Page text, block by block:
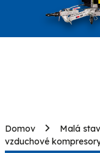
Domov Malá
vzduchové